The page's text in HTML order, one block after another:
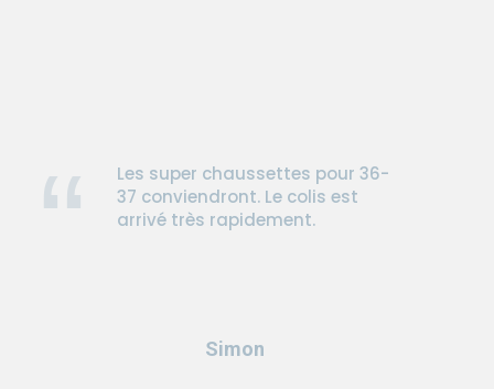
Les super chaussettes pour 36-
37 conviendront. Le colis est
arrivé très rapidement.
Simon